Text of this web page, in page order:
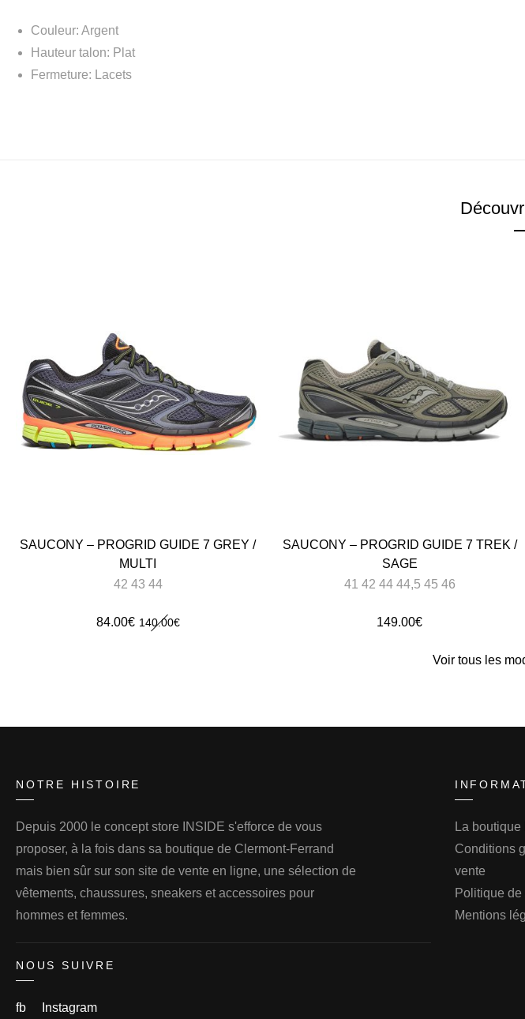
Couleur: Argent
Hauteur talon: Plat
Fermeture: Lacets
SAUCONY – PROGRID GUIDE 7 GREY /
MULTI
42 43 44
140.00€
Le
84.00€ Le
SAUCONY – PROGRID GUIDE 7 TREK /
SAGE
41 42 44 44,5 45 46
149.00€
Voir tous les
NOTRE HISTOIRE
Depuis 2000 le concept store INSIDE s'efforce de vous
proposer, à la fois dans sa boutique de Clermont-Ferrand
mais bien sûr sur son site de vente en ligne, une sélection de
vêtements, chaussures, sneakers et accessoires pour
hommes et femmes.
NOUS SUIVRE
fb Instagram
La boutique
Conditions
vente
Politique
Mentions